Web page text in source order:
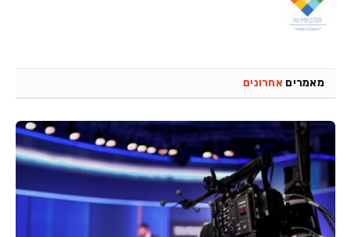
מאמרים אחרונים